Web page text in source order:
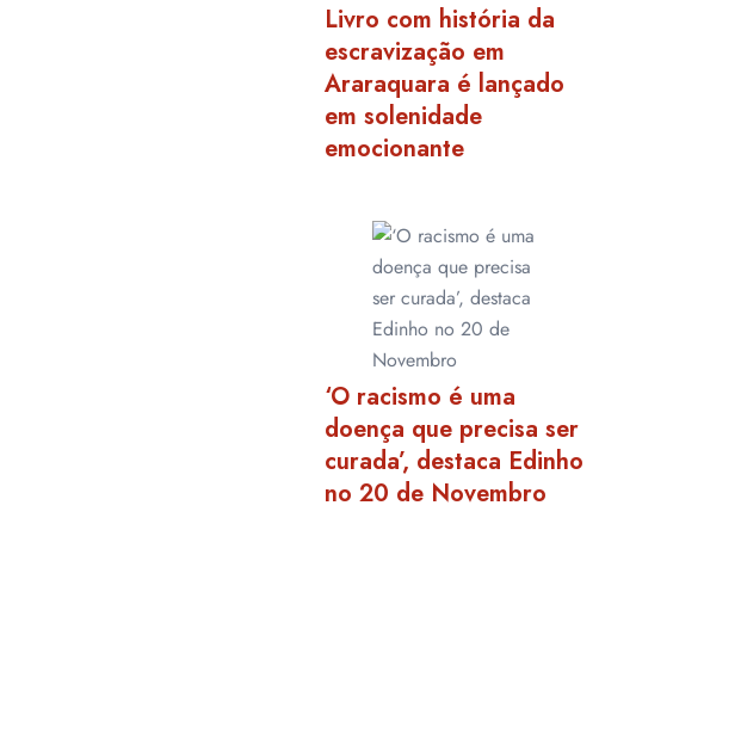
Livro com história da
escravização em
Araraquara é lançado
em solenidade
emocionante
‘O racismo é uma
doença que precisa ser
curada’, destaca Edinho
no 20 de Novembro